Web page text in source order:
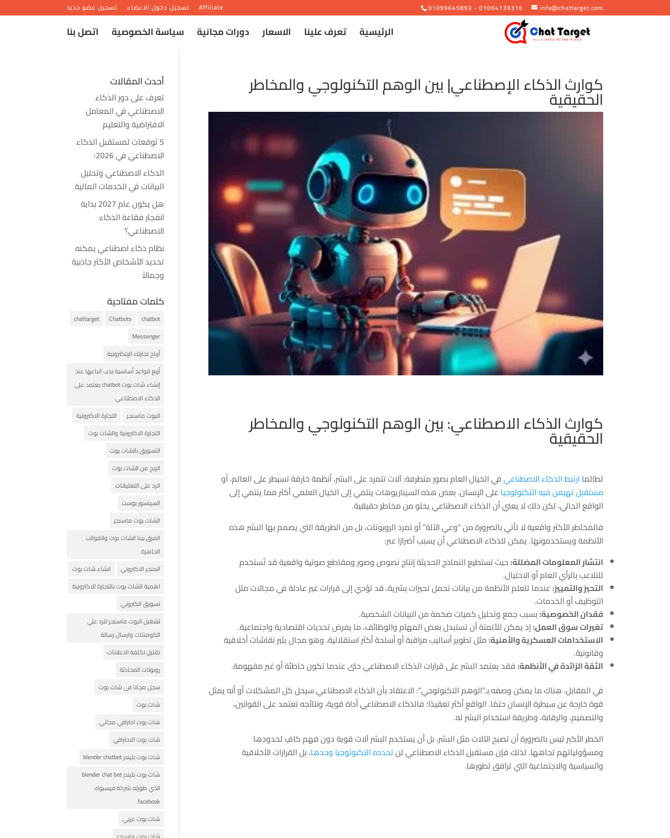
01099645893 - 01064139316 info@chattarget.com
Affiliate تسجيل دخول الاعضاء تسجيل عضو جديد
الرئيسية تعرف علينا الاسعار دورات مجانية سياسة الخصوصية اتصل بنا
كوارث الذكاء الإصطناعي| بين الوهم التكنولوجي والمخاطر
الحقيقية
كوارث الذكاء الاصطناعي: بين الوهم التكنولوجي والمخاطر
الحقيقية
لطالما ارتبط الذكاء الاصطناعيفي الخيال العام بصور متطرفة: آلات تتمرد على البشر، أنظمة خارقة تسيطر على العالم، أو
مستقبل تهيمن فيه التكنولوجيا على الإنسان. بعض هذه السيناريوهات ينتمي إلى الخيال العلمي أكثر مما ينتمي إلى
الواقع الحالي، لكن ذلك لا يعني أن الذكاء الاصطناعي يخلو من مخاطر حقيقية.
فالمخاطر الأكثر واقعية لا تأتي بالضرورة من “وعي الآلة” أو تمرد الروبوتات، بل من الطريقة التي يصمم بها البشر هذه
الأنظمة ويستخدمونها. يمكن للذكاء الاصطناعي أن يسبب أضرارًا عبر:
انتشار المعلومات المضللة:حيث تستطيع النماذج الحديثة إنتاج نصوص وصور ومقاطع صوتية واقعية قد تُستخدم
للتلاعب بالرأي العام أو الاحتيال.
التحيز والتمييز:عندما تتعلم الأنظمة من بيانات تحمل تحيزات بشرية، قد تؤدي إلى قرارات غير عادلة في مجالات مثل
التوظيف أو الخدمات.
فقدان الخصوصية:بسبب جمع وتحليل كميات ضخمة من البيانات الشخصية.
تغيرات سوق العمل:إذ يمكن للأتمتة أن تستبدل بعض المهام والوظائف، ما يفرض تحديات اقتصادية واجتماعية.
الاستخدامات العسكرية والأمنية:مثل تطوير أساليب مراقبة أو أسلحة أكثر استقلالية، وهو مجال يثير نقاشات أخلاقية
وقانونية.
الثقة الزائدة في الأنظمة:فقد يعتمد البشر على قرارات الذكاء الاصطناعي حتى عندما تكون خاطئة أو غير مفهومة.
في المقابل، هناك ما يمكن وصفه بـ”الوهم التكنولوجي”: الاعتقاد بأن الذكاء الاصطناعي سيحل كل المشكلات أو أنه يمثل
قوة خارجة عن سيطرة الإنسان حتمًا. الواقع أكثر تعقيدًا؛ فالذكاء الاصطناعي أداة قوية، ونتائجه تعتمد على القوانين،
والتصميم، والرقابة، وطريقة استخدام البشر له.
الخطر الأكبر ليس بالضرورة أن تصبح الآلات مثل البشر، بل أن يستخدم البشر آلات قوية دون فهم كافٍ لحدودها
ومسؤولياتهم تجاهها. لذلك فإن مستقبل الذكاء الاصطناعي لنتحدده التكنولوجيا وحدها، بل القرارات الأخلاقية
والسياسية والاجتماعية التي ترافق تطورها.
أحدث المقالات
تعرف على دور الذكاء
الاصطناعي في المعامل
الافتراضية والتعليم
5 توقعات لمستقبل الذكاء
الاصطناعي في 2026:
الذكاء الاصطناعي وتحليل
البيانات في الخدمات المالية
هل يكون عام 2027 بداية
انفجار فقاعة الذكاء
الاصطناعي؟
نظام ذكاء اصطناعي يمكنه
تحديد الأشخاص الأكثر جاذبية
وجمالاً
كلمات مفتاحية
chatbot
Chatbots
chattarget
Messenger
أرباح تجارتك الإلكترونية
أربع قواعد أساسية يجب اتباعها عند
إنشاء شات بوت chatbot يعتمد على
الذكاء الاصطناعي
البوت ماسنجر
التجارة الاكترونية
التجارة الاكترونية والشات بوت
التسويق بالشات بوت
الربح من الشات بوت
الرد على التعليقات
السينسور بوست
الشات بوت ماسنجر
الفرق بينا الشات بوت والقوالب
الجاهزة
المتجر الاكتروني
انشاء شات بوت
اهمية الشات بوت بالتجارة الاكترونية
تسويق الكتروني
تشغيل البوت ماسنجر للرد علي
الكومنتات وارسال رسالة
تقليل تكلفة الاعلانات
روبوتات المحادثة
سجل مجانا فى شات بوت
شات بوت
شات بوت احترافي مجاني
شات بوت الاحترافي
شات بوت بليندر blender chatbot
شات بوت بليندر blender chat bot
الذي طورته شركة فيسبوك
facebook
شات بوت عربي